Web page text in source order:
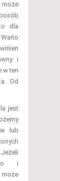
może
dla
i
w ten
Od
jest
lub
i